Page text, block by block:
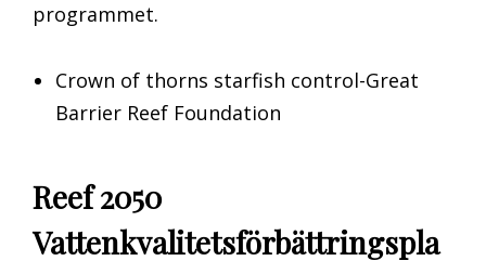
programmet.
Crown of thorns starfish control-Great
Barrier Reef Foundation
Reef 2050
Vattenkvalitetsförbättringspla